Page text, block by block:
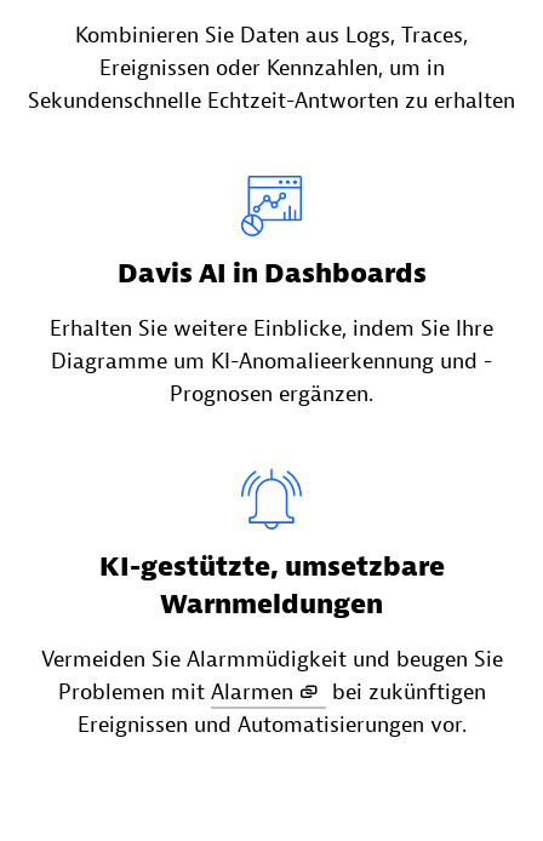
Kombinieren Sie Daten aus Logs, Traces,
Ereignissen oder Kennzahlen, um in
Sekundenschnelle Echtzeit-Antworten zu erhalten
Davis AI in Dashboards
Erhalten Sie weitere Einblicke, indem Sie Ihre
Diagramme um KI-Anomalieerkennung und -
Prognosen ergänzen.
KI-gestützte, umsetzbare
Warnmeldungen
Vermeiden Sie Alarmmüdigkeit und beugen Sie
Problemen mit Alarmen
bei zukünftigen
Ereignissen und Automatisierungen vor.